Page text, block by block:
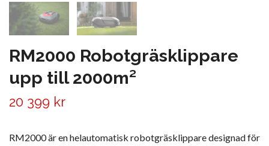
RM2000 Robotgräsklippare
upp till 2000m²
20 399 kr
RM2000 är en helautomatisk robotgräsklippare designad för